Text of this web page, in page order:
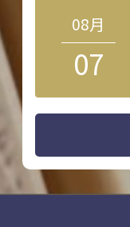
08月
07